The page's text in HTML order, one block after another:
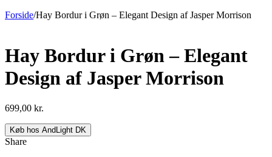
Forside/Hay Bordur i Grøn – Elegant Design af Jasper Morrison
Hay Bordur i Grøn – Elegant
Design af Jasper Morrison
699,00 kr.
Køb hos AndLight DK
Share